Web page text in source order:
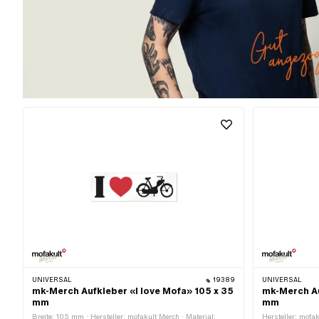
UNIVERSAL 19389
mk-Merch Aufkleber «I love Mofa» 105 x 35
mm
Breite: 105 mm · Hersteller: mofakult Merch · Material:
UNIVERSAL
mk-Merch
mm
Hersteller: